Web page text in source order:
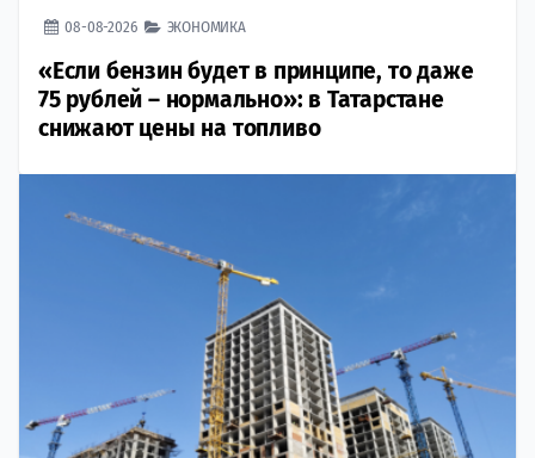
08-08-2026 ЭКОНОМИКА
«Если бензин будет в принципе, то даже
75 рублей – нормально»: в Татарстане
снижают цены на топливо